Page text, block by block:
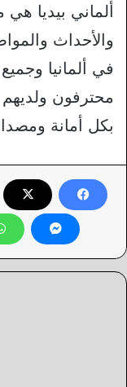
ألماني بيديا
والأحداث
في ألمانيا
محترفون ولديهم
بكل أمانة